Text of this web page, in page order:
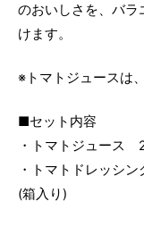
のおいしさを、バラ
けます。
※トマトジュースは
■セット内容
・トマトジュース
・トマトドレッシ
(箱入り)